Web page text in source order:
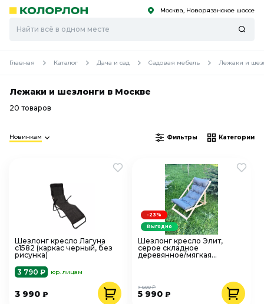
Скоро
Скоро Москва, Новорязанское шоссе
Главная Каталог Дача и сад Садовая мебель Лежаки и
Лежаки и шезлонги в Москве
20 товаров
Новинкам Фильтры Категории
Шезлонг кресло Лагуна
с1582 (каркас черный, без
рисунка)
3 790 ₽
юр. лицам
3 990 ₽
Шезлонг кресло Элит,
серое складное
деревянное/мягкая
5 990₽
7 800 ₽
-23%
Выгодно